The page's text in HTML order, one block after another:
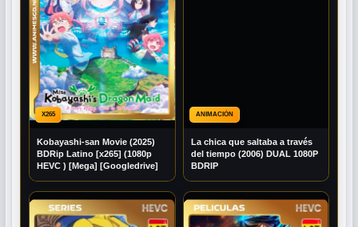
X265
Kobayashi-san Movie (2025)
BDRip Latino [x265] (1080p
HEVC ) [Mega] [Googledrive]
ANIMACIÓN
La chica que saltaba a través
del tiempo (2006) DUAL 1080P
BDRIP